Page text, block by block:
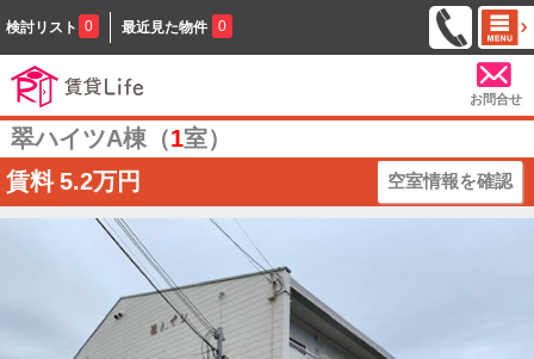
検討リスト 0 最近見た物件 0
お問合せ
翠ハイツA棟（1室）
賃料 5.2万円 空室情報を確認